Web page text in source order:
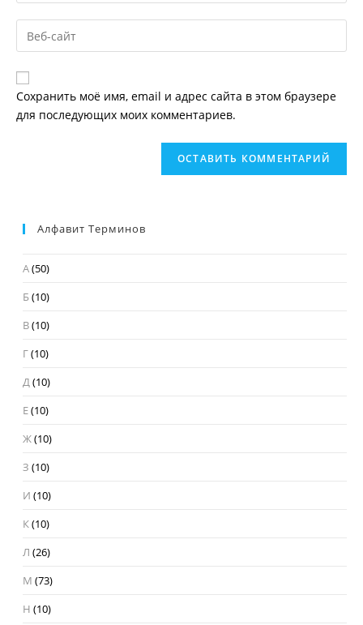
имя
пользователя,
чтобы
email-
адрес,
чтобы
прокомментировать
Введите
веб-
сайта
(необязательно)
Сохранить моё имя, email и адрес сайта в этом браузере
для последующих моих комментариев.
Алфавит Терминов
А(50)
Б(10)
В(10)
Г(10)
Д(10)
Е(10)
Ж(10)
З (10)
И (10)
К(10)
Л (26)
М (73)
Н (10)